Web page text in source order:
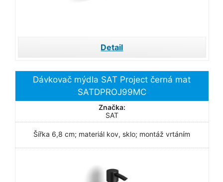
Detail
Dávkovač mýdla SAT Project černá mat
SATDPROJ99MC
Značka:
SAT
Šířka 6,8 cm; materiál kov, sklo; montáž vrtáním